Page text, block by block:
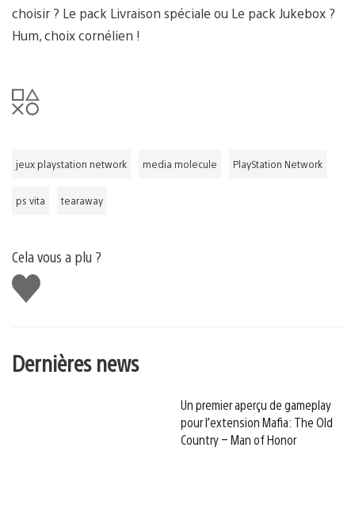
choisir ? Le pack Livraison spéciale ou Le pack Jukebox ?
Hum, choix cornélien !
jeux playstation network media molecule PlayStation Network
ps vita tearaway
Cela vous a plu ?
J'aime
Dernières news
Un premier aperçu de gameplay
pour l’extension Mafia: The Old
Country – Man of Honor